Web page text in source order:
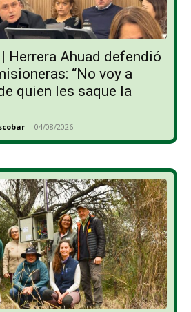
Herrera Ahuad defendió
“No voy a
quien les saque la
- 04/08/2026